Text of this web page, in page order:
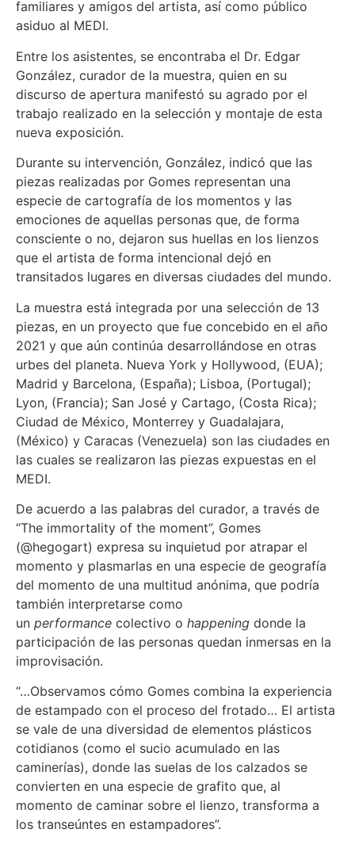
familiares y amigos del artista, así como público
asiduo al MEDI.
Entre los asistentes, se encontraba el Dr. Edgar
González, curador de la muestra, quien en su
discurso de apertura manifestó su agrado por el
trabajo realizado en la selección y montaje de esta
nueva exposición.
Durante su intervención, González, indicó que las
piezas realizadas por Gomes representan una
especie de cartografía de los momentos y las
emociones de aquellas personas que, de forma
consciente o no, dejaron sus huellas en los lienzos
que el artista de forma intencional dejó en
transitados lugares en diversas ciudades del mundo.
La muestra está integrada por una selección de 13
piezas, en un proyecto que fue concebido en el año
2021 y que aún continúa desarrollándose en otras
urbes del planeta. Nueva York y Hollywood, (EUA);
Madrid y Barcelona, (España); Lisboa, (Portugal);
Lyon, (Francia); San José y Cartago, (Costa Rica);
Ciudad de México, Monterrey y Guadalajara,
(México) y Caracas (Venezuela) son las ciudades en
las cuales se realizaron las piezas expuestas en el
MEDI.
De acuerdo a las palabras del curador, a través de
“The immortality of the moment”, Gomes
(@hegogart) expresa su inquietud por atrapar el
momento y plasmarlas en una especie de geografía
del momento de una multitud anónima, que podría
también interpretarse como
un performance colectivo o happening donde la
participación de las personas quedan inmersas en la
improvisación.
“…Observamos cómo Gomes combina la experiencia
de estampado con el proceso del frotado… El artista
se vale de una diversidad de elementos plásticos
cotidianos (como el sucio acumulado en las
caminerías), donde las suelas de los calzados se
convierten en una especie de grafito que, al
momento de caminar sobre el lienzo, transforma a
los transeúntes en estampadores”.